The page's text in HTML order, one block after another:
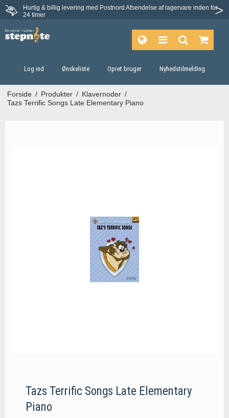
Hurtig & billig levering med Postnord Afsendelse af lagervare inden for
24 timer
Fortrydelsesret på 30 dage
Log ind Ønskeliste Opret bruger Nyhedstilmelding
Forside / Produkter / Klavernoder /
Tazs Terrific Songs Late Elementary Piano
Tazs Terrific Songs Late Elementary
Piano